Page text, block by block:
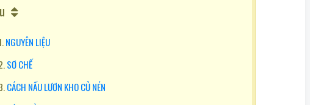
NGUYÊN LIỆU
SƠ CHẾ
CÁCH NẤU LƯƠN KHO CỦ NÉN